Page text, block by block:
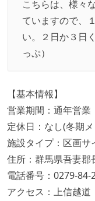
こちらは、様々
ていますので、
い。２日か３日
っぷ）
【基本情報】
営業期間：通年営業
定休日：なし(冬期
施設タイプ：区画サ
住所：群馬県吾妻
電話番号：0279-84-
アクセス：上信越